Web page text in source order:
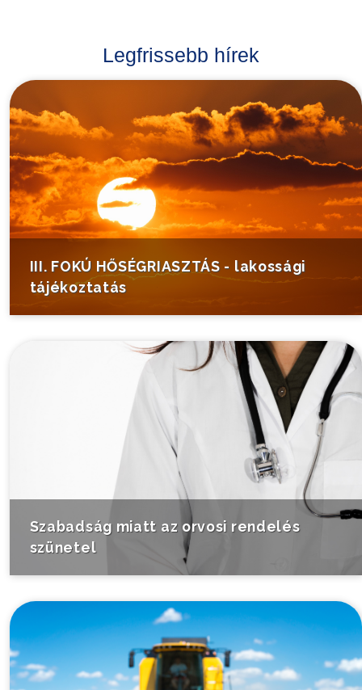
Legfrissebb hírek
III. FOKÚ HŐSÉGRIASZTÁS - lakossági
tájékoztatás
Szabadság miatt az orvosi rendelés
szünetel